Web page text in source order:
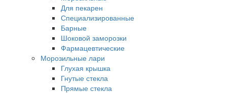
Для пекарен
Специализированные
Барные
Шоковой заморозки
Фармацевтические
Морозильные лари
Глухая крышка
Гнутые стекла
Прямые стекла